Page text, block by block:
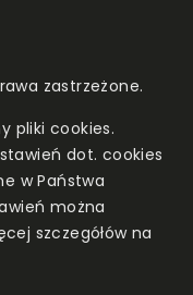
zastrzeżone.
pliki cookies.
dot. cookies
w Państwa
można
szczegółów na